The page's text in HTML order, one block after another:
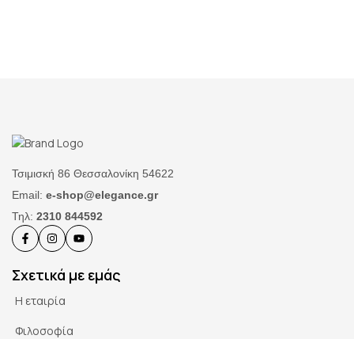
Τσιμισκή 86 Θεσσαλονίκη 54622
Email: e-shop@elegance.gr
Τηλ: 2310 844592
Σχετικά με εμάς
Η εταιρία
Φιλοσοφία